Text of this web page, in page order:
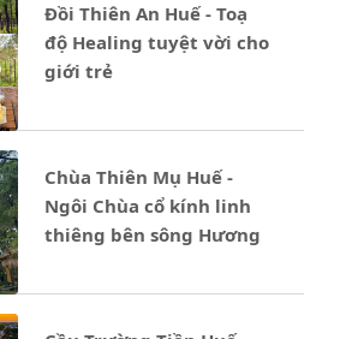
Đồi Thiên An Huế - Toạ
độ Healing tuyệt vời cho
giới trẻ
Chùa Thiên Mụ Huế -
Ngôi Chùa cổ kính linh
thiêng bên sông Hương